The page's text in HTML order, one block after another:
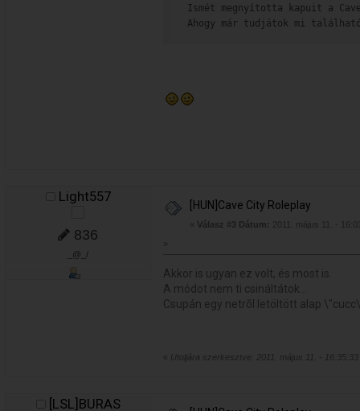
Ismét megnyította kapuit a
Ahogy már tudjátok mi
Light557
836
_@_/
[HUN]Cave City Roleplay
« Válasz #3 Dátum:
2011. május 11. -
»
Akkor is ugyan ez volt, és most is.
A módot nem ti csináltátok...
Csupán egy netrõl letöltött alap
« Utoljára szerkesztve: 2011. május 11. -
[LSL]BURAS